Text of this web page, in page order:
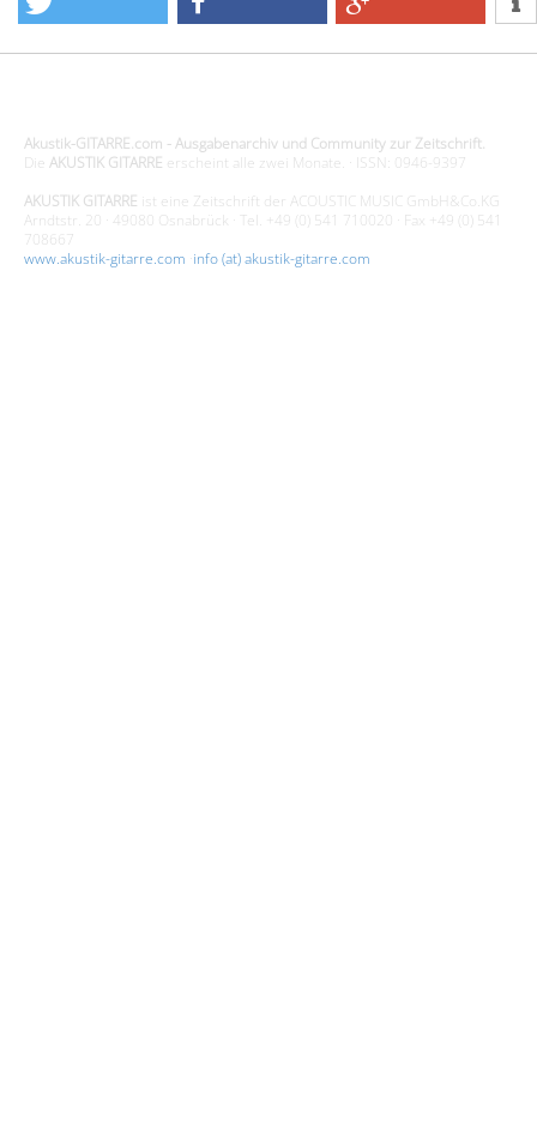
Akustik-GITARRE.com - Ausgabenarchiv und Community zur Zeitschrift.
Die AKUSTIK GITARRE erscheint alle zwei Monate. · ISSN: 0946-9397
AKUSTIK GITARRE ist eine Zeitschrift der ACOUSTIC MUSIC GmbH&Co.KG
Arndtstr. 20 · 49080 Osnabrück · Tel. +49 (0) 541 710020 · Fax +49 (0) 541
708667
www.akustik-gitarre.com ·info (at) akustik-gitarre.com